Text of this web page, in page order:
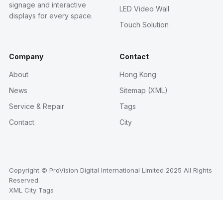
signage and interactive
displays for every space.
LED Video Wall
Touch Solution
Company
About
News
Service & Repair
Contact
Contact
Hong Kong
Sitemap (XML)
Tags
City
Copyright © ProVision Digital International Limited 2025 All Rights
Reserved.
XML
City Tags